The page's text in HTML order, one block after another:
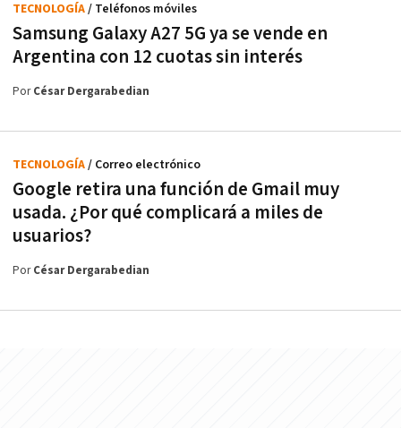
Samsung Galaxy A27 5G ya se vende en
Argentina con 12 cuotas sin interés
TECNOLOGÍA/ Teléfonos móviles
PorCésar Dergarabedian
Google retira una función de Gmail muy
usada. ¿Por qué complicará a miles de
usuarios?
TECNOLOGÍA/ Correo electrónico
PorCésar Dergarabedian